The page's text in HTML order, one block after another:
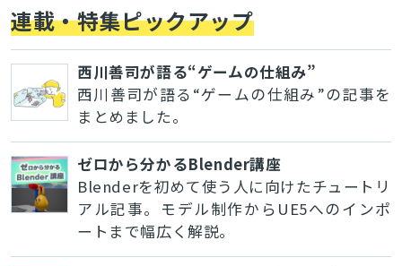
連載・特集ピックアップ
西川善司が語る“ゲームの仕組み”
西川善司が語る“ゲームの仕組み”の記事を
まとめました。
ゼロから分かるBlender講座
Blenderを初めて使う人に向けたチュートリ
アル記事。モデル制作からUE5へのインポ
ートまで幅広く解説。